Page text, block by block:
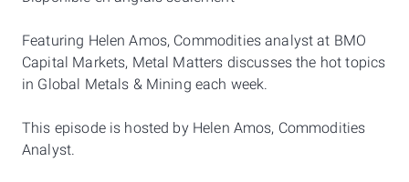
Featuring Helen Amos, Commodities analyst at BMO
Capital Markets, Metal Matters discusses the hot topics
in Global Metals & Mining each week.
This episode is hosted by Helen Amos, Commodities
Analyst.